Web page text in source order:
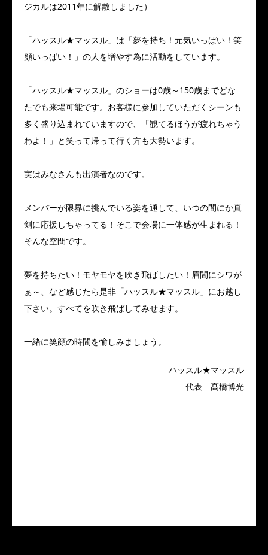
ジカルは2011年に解散しました）
「ハッスル★マッスル」は「夢を持ち！元気いっぱい！笑
顔いっぱい！」の人を増やす為に活動をしています。
「ハッスル★マッスル」のショーは0歳～150歳までどな
たでも来場可能です。お客様に参加していただくシーンも
多く盛り込まれていますので、「観てるほうが疲れちゃう
わよ！」と笑って帰って行く方も大勢います。
実はみなさんも出演者なのです。
メンバーが限界に挑んでいる姿を通して、いつの間にか真
剣に応援しちゃってる！そこで会場に一体感が生まれる！
そんな空間です。
夢を持ちたい！モヤモヤを吹き飛ばしたい！眉間にシワが
ぁ～、など感じたら是非「ハッスル★マッスル」にお越し
下さい。すべてを吹き飛ばしてみせます。
一緒に笑顔の時間を愉しみましょう。
ハッスル★マッスル
代表 髙橋博光